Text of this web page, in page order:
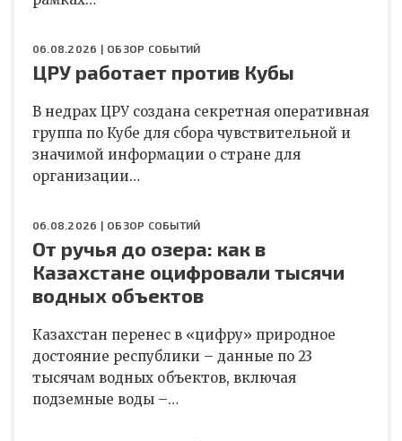
06.08.2026 | ОБЗОР СОБЫТИЙ
ЦРУ работает против Кубы
В недрах ЦРУ создана секретная оперативная
группа по Кубе для сбора чувствительной и
значимой информации о стране для
организации…
06.08.2026 | ОБЗОР СОБЫТИЙ
От ручья до озера: как в
Казахстане оцифровали тысячи
водных объектов
Казахстан перенес в «цифру» природное
достояние республики – данные по 23
тысячам водных объектов, включая
подземные воды –…